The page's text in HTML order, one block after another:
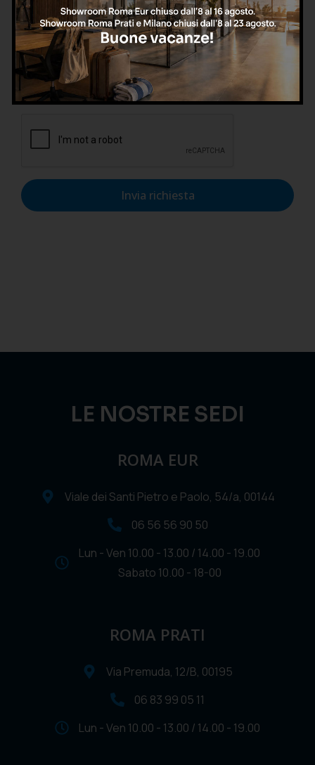
Confermo di aver letto l'informativa sulla privacy, di
accettarne le condizioni e di autorizzare il trattamento dei
dati personali nel rispetto del GDPR.
Invia richiesta
LE NOSTRE SEDI
ROMA EUR
Viale dei Santi Pietro e Paolo, 54/a, 00144
06 56 56 90 50
Lun - Ven 10.00 - 13.00 / 14.00 - 19.00
Sabato 10.00 - 18-00
ROMA PRATI
Via Premuda, 12/B, 00195
06 83 99 05 11
Lun - Ven 10.00 - 13.00 / 14.00 - 19.00